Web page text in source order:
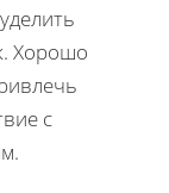
Хорошо
с